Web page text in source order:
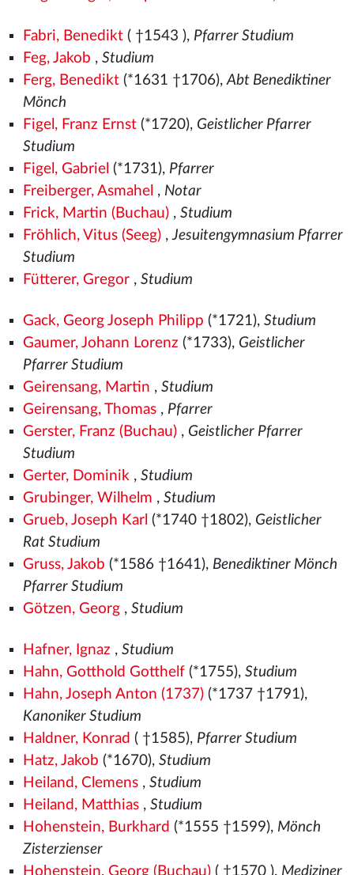
Fabri, Benedikt( †1543 ), Pfarrer Studium
Feg, Jakob , Studium
Ferg, Benedikt(*1631 †1706),Abt Benediktiner
Mönch
Figel, Franz Ernst(*1720), Geistlicher Pfarrer
Studium
Figel, Gabriel (*1731), Pfarrer
Freiberger, Asmahel , Notar
Frick, Martin (Buchau), Studium
Fröhlich, Vitus (Seeg),Jesuitengymnasium Pfarrer
Studium
Fütterer, Gregor, Studium
Gack, Georg Joseph Philipp (*1721), Studium
Gaumer, Johann Lorenz (*1733), Geistlicher
Pfarrer Studium
Geirensang, Martin , Studium
Geirensang, Thomas, Pfarrer
Gerster, Franz (Buchau), Geistlicher Pfarrer
Studium
Gerter, Dominik, Studium
Grubinger, Wilhelm , Studium
Grueb, Joseph Karl (*1740 †1802), Geistlicher
Rat Studium
Gruss, Jakob (*1586 †1641), Benediktiner Mönch
Pfarrer Studium
Götzen, Georg, Studium
Hafner, Ignaz , Studium
Hahn, Gotthold Gotthelf(*1755), Studium
Hahn, Joseph Anton (1737)(*1737 †1791),
Kanoniker Studium
Haldner, Konrad ( †1585), Pfarrer Studium
Hatz, Jakob (*1670), Studium
Heiland, Clemens, Studium
Heiland, Matthias, Studium
Hohenstein, Burkhard (*1555 †1599), Mönch
Zisterzienser
Hohenstein, Georg (Buchau)( †1570 ), Mediziner